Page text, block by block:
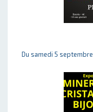
Du samedi 5